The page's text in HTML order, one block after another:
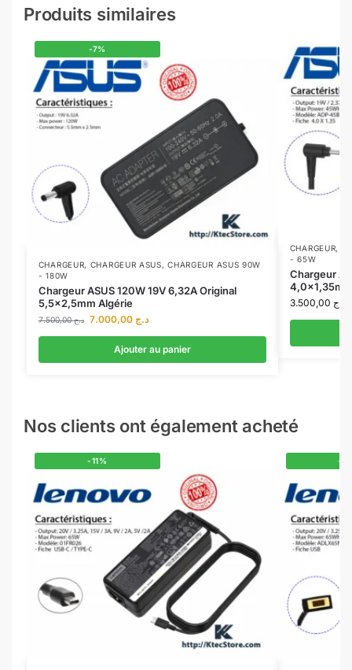
Produits similaires
-7%
CHARGEUR, CHARGEUR ASUS,CHARGEUR ASUS 90W
- 180W
Chargeur ASUS 120W 19V 6,32A Original
5,5×2,5mm Algérie
د.ج7.500,00 د.ج 7.000,00
Ajouter au panier
CHARGEUR,
- 65W
Chargeur
د.ج
Nos clients ont également acheté
-11% -